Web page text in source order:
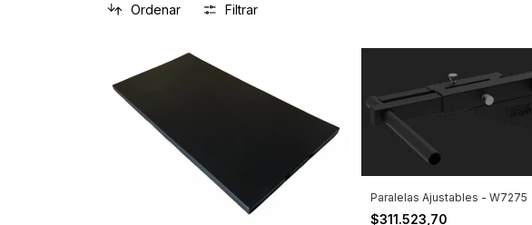
Ordenar Filtrar
Paralelas Ajustables - W7275
$311.523,70